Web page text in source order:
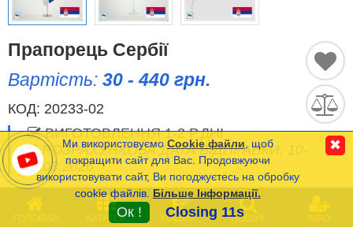
Прапори США (штатів)
Інші прапори
Порівняти
(0)
Часті Питання (FAQ)
Оплата та Доставка
ГОЛОВНА КАТАЛОГ
0
КОШИК ПОШУК INFO
Прапорець Сербії
Вартість: 30 - 440 грн.
КОД: 20233-02
ВИГОТОВЛЕННЯ 1-2 Р.ДНІ
РОЗРАХУНКОВА ДАТА ВІДПРАВКИ: 10-
11.08.2026
Мінімальна сума замовлення на сайті- 120 грн.
Ми використовуємо Cookie файли , щоб
покращити сайт для Вас. Продовжуючи
використовувати сайт, Ви погоджуєтесь на обробку
cookie файлів. Більше Інформації.
Ок ! Closing 11s
✖